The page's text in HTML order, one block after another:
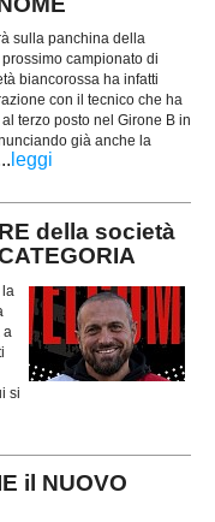
sulla panchina della
campionato di
biancorossa ha infatti
con il tecnico che ha
terzo posto nel Girone B in
già anche la
leggi
della società
a
si
il NUOVO